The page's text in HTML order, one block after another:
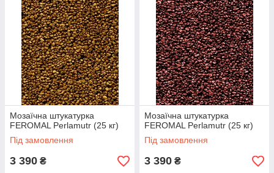
Мозаїчна штукатурка
FEROMAL Perlamutr (25 кг)
Під замовлення
3 390 ₴
Мозаїчна штукатурка
FEROMAL Perlamutr (25 кг)
Під замовлення
3 390 ₴